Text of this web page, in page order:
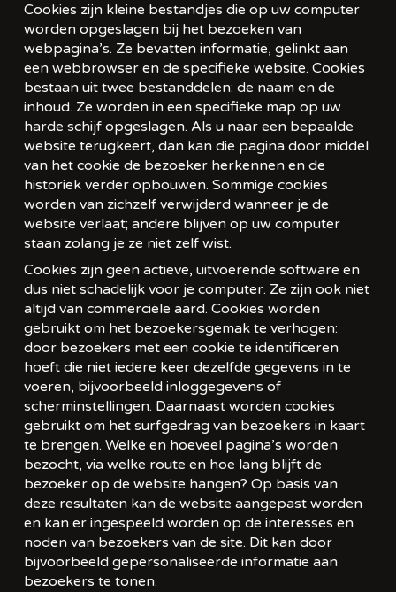
Cookies zijn kleine bestandjes die op uw computer
worden opgeslagen bij het bezoeken van
webpagina’s. Ze bevatten informatie, gelinkt aan
een webbrowser en de specifieke website. Cookies
bestaan uit twee bestanddelen: de naam en de
inhoud. Ze worden in een specifieke map op uw
harde schijf opgeslagen. Als u naar een bepaalde
website terugkeert, dan kan die pagina door middel
van het cookie de bezoeker herkennen en de
historiek verder opbouwen. Sommige cookies
worden van zichzelf verwijderd wanneer je de
website verlaat; andere blijven op uw computer
staan zolang je ze niet zelf wist.
Cookies zijn geen actieve, uitvoerende software en
dus niet schadelijk voor je computer. Ze zijn ook niet
altijd van commerciële aard. Cookies worden
gebruikt om het bezoekersgemak te verhogen:
door bezoekers met een cookie te identificeren
hoeft die niet iedere keer dezelfde gegevens in te
voeren, bijvoorbeeld inloggegevens of
scherminstellingen. Daarnaast worden cookies
gebruikt om het surfgedrag van bezoekers in kaart
te brengen. Welke en hoeveel pagina’s worden
bezocht, via welke route en hoe lang blijft de
bezoeker op de website hangen? Op basis van
deze resultaten kan de website aangepast worden
en kan er ingespeeld worden op de interesses en
noden van bezoekers van de site. Dit kan door
bijvoorbeeld gepersonaliseerde informatie aan
bezoekers te tonen.